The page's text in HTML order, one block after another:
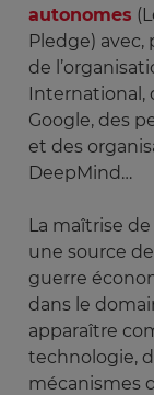
autonomes
Pledge) avec,
de
International,
Google, des
et des
DeepMind…
La maîtrise
une source
guerre
dans le
apparaître
technologie,
mécanismes